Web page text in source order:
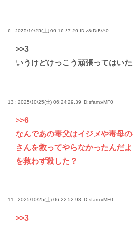
6 : 2025/10/25(土) 06:16:27.26 ID:z8rDtB/A0
>>3
いうけどけっこう頑張ってはい
13 : 2025/10/25(土) 06:24:29.39 ID:sfamtvMF0
>>6
なんであの毒父はイジメや毒母
さんを救ってやらなかったんだ
を救わず殺した？
11 : 2025/10/25(土) 06:22:52.98 ID:sfamtvMF0
>>3